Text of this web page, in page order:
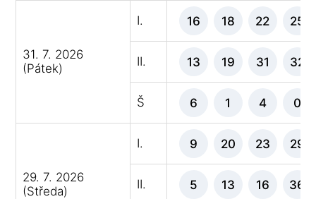
31. 7. 2026
(Pátek)
I. 16 18 22 25
II. 13 19 31 32
Š 6 1 4 0
29. 7. 2026
(Středa)
I. 9 20 23 29
II. 5 13 16 36